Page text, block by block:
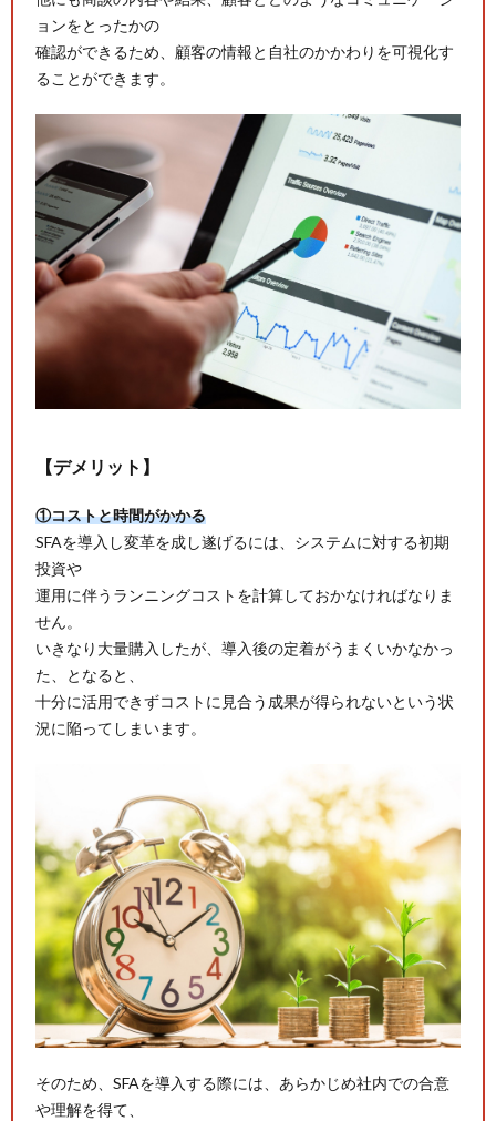
ョンをとったかの
確認ができるため、顧客の情報と自社のかかわりを可視化す
ることができます。
【デメリット】
①コストと時間がかかる
SFAを導入し変革を成し遂げるには、システムに対する初期
投資や
運用に伴うランニングコストを計算しておかなければなりま
せん。
いきなり大量購入したが、導入後の定着がうまくいかなかっ
た、となると、
十分に活用できずコストに見合う成果が得られないという状
況に陥ってしまいます。
そのため、SFAを導入する際には、あらかじめ社内での合意
や理解を得て、